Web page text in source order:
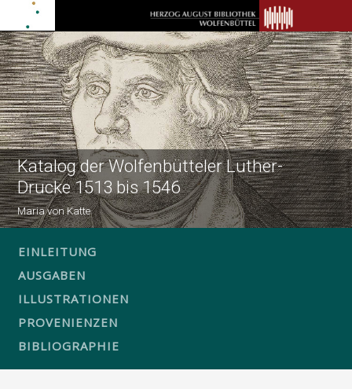
Katalog der Wolfenbütteler Luther-
Drucke 1513 bis 1546
Maria von Katte
EINLEITUNG
AUSGABEN
ILLUSTRATIONEN
PROVENIENZEN
BIBLIOGRAPHIE